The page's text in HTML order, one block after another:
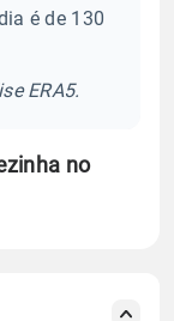
é de 130
ERA5.
no